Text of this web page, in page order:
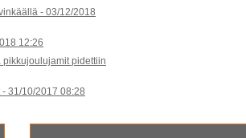
- 03/12/2018
12:26
pikkujoulujamit pidettiin
- 31/10/2017 08:28